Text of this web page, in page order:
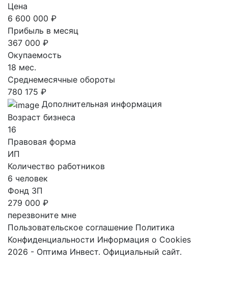
Цена
6 600 000 ₽
Прибыль в месяц
367 000 ₽
Окупаемость
18 мес.
Среднемесячные обороты
780 175 ₽
Дополнительная информация
Возраст бизнеса
16
Правовая форма
ИП
Количество работников
6 человек
Фонд ЗП
279 000 ₽
перезвоните мне
Пользовательское соглашение Политика
Конфиденциальности Информация о Cookies
2026 - Оптима Инвест. Официальный сайт.